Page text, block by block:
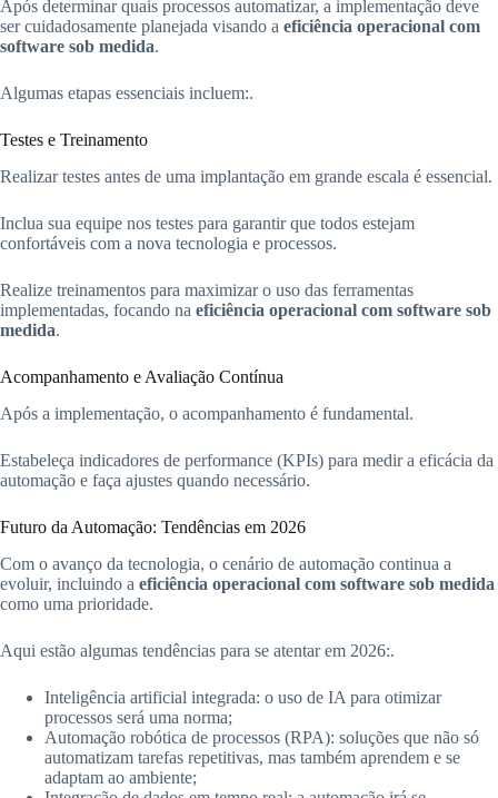
Após determinar quais processos automatizar, a implementação deve
ser cuidadosamente planejada visando a eficiência operacional com
software sob medida.
Algumas etapas essenciais incluem:.
Testes e Treinamento
Realizar testes antes de uma implantação em grande escala é essencial.
Inclua sua equipe nos testes para garantir que todos estejam
confortáveis com a nova tecnologia e processos.
Realize treinamentos para maximizar o uso das ferramentas
implementadas, focando na eficiência operacional com software sob
medida.
Acompanhamento e Avaliação Contínua
Após a implementação, o acompanhamento é fundamental.
Estabeleça indicadores de performance (KPIs) para medir a eficácia da
automação e faça ajustes quando necessário.
Futuro da Automação: Tendências em 2026
Com o avanço da tecnologia, o cenário de automação continua a
evoluir, incluindo a eficiência operacional com software sob medida
como uma prioridade.
Aqui estão algumas tendências para se atentar em 2026:.
Inteligência artificial integrada: o uso de IA para otimizar
processos será uma norma;
Automação robótica de processos (RPA): soluções que não só
automatizam tarefas repetitivas, mas também aprendem e se
adaptam ao ambiente;